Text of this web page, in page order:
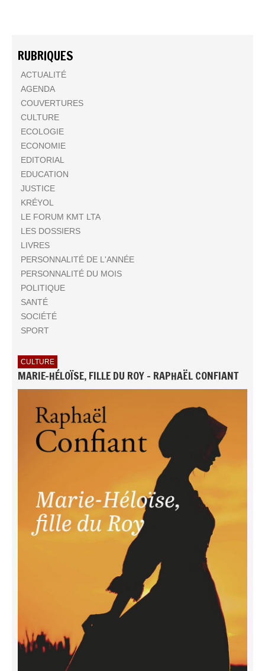
RUBRIQUES
ACTUALITÉ
AGENDA
COUVERTURES
CULTURE
ECOLOGIE
ECONOMIE
EDITORIAL
EDUCATION
JUSTICE
KRÉYOL
LE FORUM KMT LTA
LES DOSSIERS
LIVRES
PERSONNALITÉ DE L'ANNÉE
PERSONNALITÉ DU MOIS
POLITIQUE
SANTÉ
SOCIÉTÉ
SPORT
CULTURE
MARIE-HÉLOÏSE, FILLE DU ROY - RAPHAËL CONFIANT